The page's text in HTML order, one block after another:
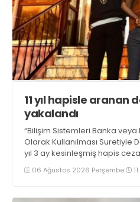
11 yıl hapisle aranan
yakalandı
“Bilişim Sistemleri Banka veya
Olarak Kullanılması Suretiyle
yıl 3 ay kesinleşmiş hapis
yakalandı
06 Ağustos 2026 Perşembe